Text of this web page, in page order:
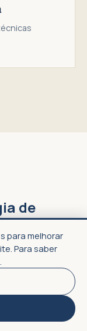
de
a Cirurgia
para melhorar
Para saber
.